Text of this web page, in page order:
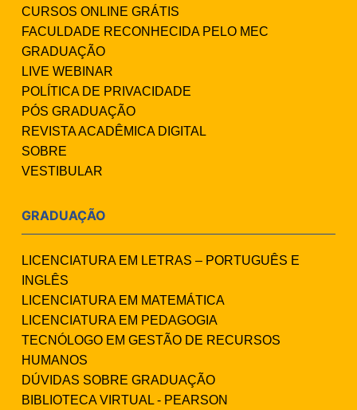
CURSOS ONLINE GRÁTIS
FACULDADE RECONHECIDA PELO MEC
GRADUAÇÃO
LIVE WEBINAR
POLÍTICA DE PRIVACIDADE
PÓS GRADUAÇÃO
REVISTA ACADÊMICA DIGITAL
SOBRE
VESTIBULAR
GRADUAÇÃO
LICENCIATURA EM LETRAS – PORTUGUÊS E
INGLÊS
LICENCIATURA EM MATEMÁTICA
LICENCIATURA EM PEDAGOGIA
TECNÓLOGO EM GESTÃO DE RECURSOS
HUMANOS
DÚVIDAS SOBRE GRADUAÇÃO
BIBLIOTECA VIRTUAL - PEARSON